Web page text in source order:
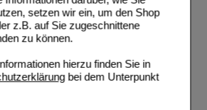
setzen wir ein, um den Shop
z.B. auf Sie zugeschnittene
zu können.
hierzu finden Sie in
bei dem Unterpunkt